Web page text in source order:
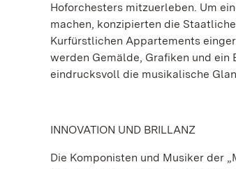
Hoforchesters mitzuerleben. Um
machen, konzipierten die
Kurfürstlichen Appartements
werden Gemälde, Grafiken und ein
eindrucksvoll die musikalische
INNOVATION UND BRILLANZ
Die Komponisten und Musiker der